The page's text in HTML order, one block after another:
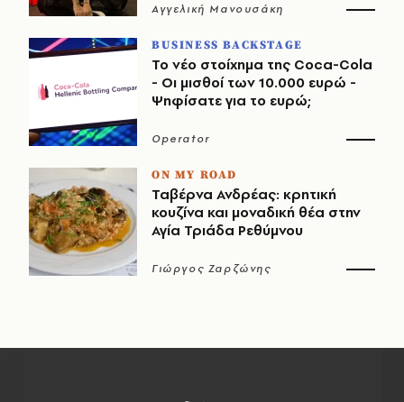
Αγγελική Μανουσάκη
BUSINESS BACKSTAGE
Το νέο στοίχημα της Coca-Cola
- Οι μισθοί των 10.000 ευρώ -
Ψηφίσατε για το ευρώ;
Operator
ON MY ROAD
Ταβέρνα Ανδρέας: κρητική
κουζίνα και μοναδική θέα στην
Αγία Τριάδα Ρεθύμνου
Γιώργος Ζαρζώνης